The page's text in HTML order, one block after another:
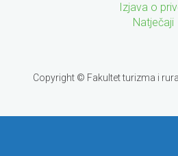
Izjava o
Natječaji
Copyright © Fakultet turizma i